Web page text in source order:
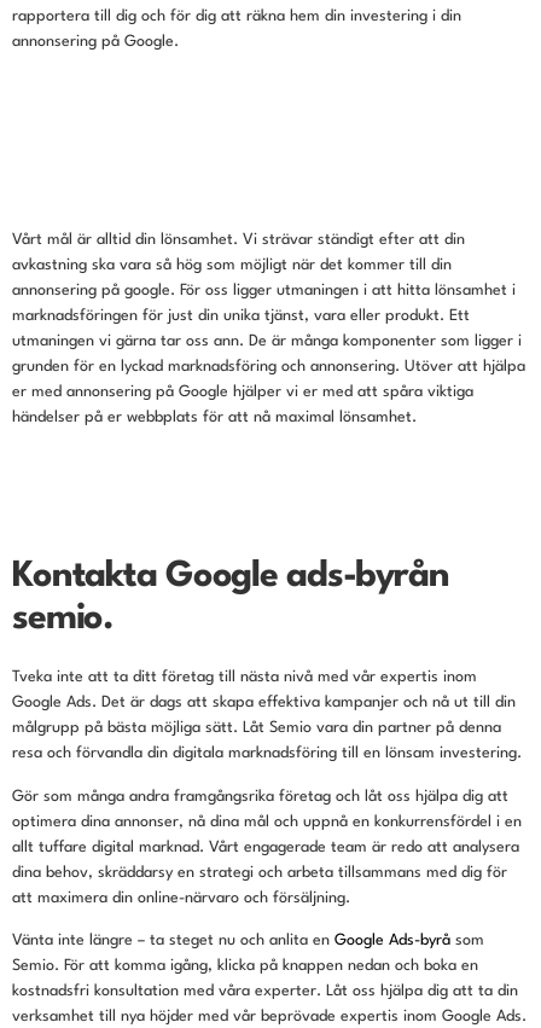
rapportera till dig och för dig att räkna hem din investering i din
annonsering på Google.
Vårt mål är alltid din lönsamhet. Vi strävar ständigt efter att din
avkastning ska vara så hög som möjligt när det kommer till din
annonsering på google. För oss ligger utmaningen i att hitta lönsamhet i
marknadsföringen för just din unika tjänst, vara eller produkt. Ett
utmaningen vi gärna tar oss ann. De är många komponenter som ligger i
grunden för en lyckad marknadsföring och annonsering. Utöver att hjälpa
er med annonsering på Google hjälper vi er med att spåra viktiga
händelser på er webbplats för att nå maximal lönsamhet.
Kontakta Google ads-byrån
semio.
Tveka inte att ta ditt företag till nästa nivå med vår expertis inom
Google Ads. Det är dags att skapa effektiva kampanjer och nå ut till din
målgrupp på bästa möjliga sätt. Låt Semio vara din partner på denna
resa och förvandla din digitala marknadsföring till en lönsam investering.
Gör som många andra framgångsrika företag och låt oss hjälpa dig att
optimera dina annonser, nå dina mål och uppnå en konkurrensfördel i en
allt tuffare digital marknad. Vårt engagerade team är redo att analysera
dina behov, skräddarsy en strategi och arbeta tillsammans med dig för
att maximera din online-närvaro och försäljning.
Vänta inte längre – ta steget nu och anlita en Google Ads-byrå som
Semio. För att komma igång, klicka på knappen nedan och boka en
kostnadsfri konsultation med våra experter. Låt oss hjälpa dig att ta din
verksamhet till nya höjder med vår beprövade expertis inom Google Ads.